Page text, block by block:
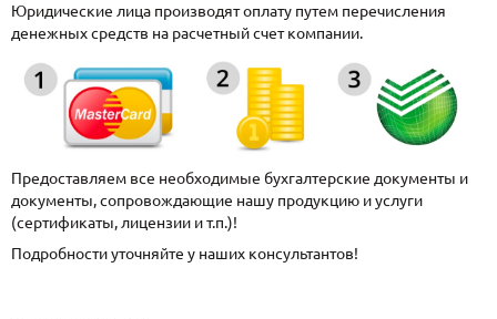
Юридические лица производят оплату путем перечисления
денежных средств на расчетный счет компании.
Предоставляем все необходимые бухгалтерские документы и
документы, сопровождающие нашу продукцию и услуги
(сертификаты, лицензии и т.п.)!
Подробности уточняйте у наших консультантов!